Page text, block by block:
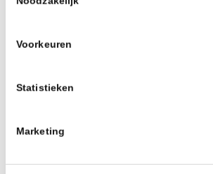
Voorkeuren
Statistieken
Marketing